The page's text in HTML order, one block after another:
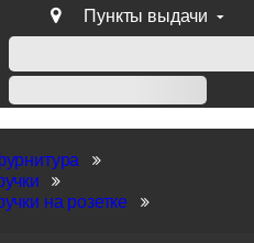
Пункты выдачи
руб продукции Venezia,
на розетке